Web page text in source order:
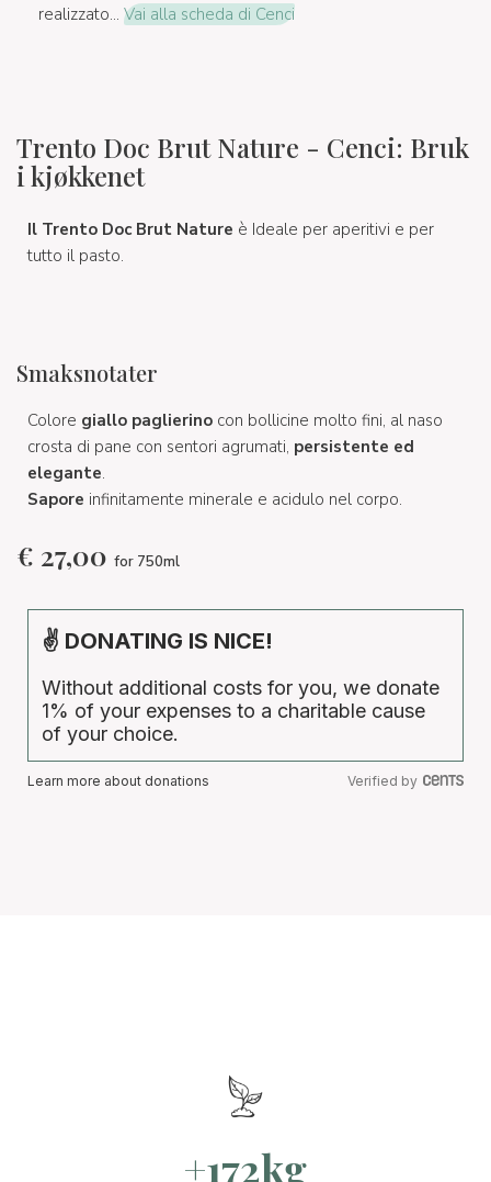
realizzato... Vai alla scheda di Cenci
Trento Doc Brut Nature - Cenci: Bruk
i kjøkkenet
Il Trento Doc Brut Nature è Ideale per aperitivi e per
tutto il pasto.
Smaksnotater
Colore giallo paglierino con bollicine molto fini, al naso
crosta di pane con sentori agrumati, persistente ed
elegante.
Sapore infinitamente minerale e acidulo nel corpo.
€ 27,00 for 750ml
✌ DONATING IS NICE!
Without additional costs for you, we donate
1% of your expenses to a charitable cause
of your choice.
Learn more about donations Verified by
+172kg